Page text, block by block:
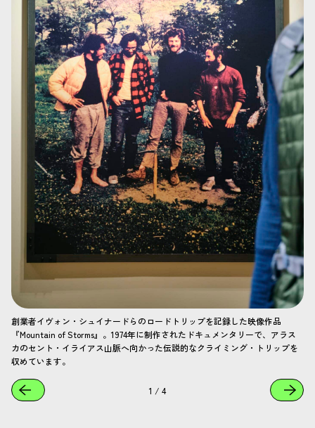
創業者イヴォン・シュイナードらのロードトリップを記録した映像作品
『Mountain of Storms』。1974年に制作されたドキュメンタリーで、アラス
カのセント・イライアス山脈へ向かった伝説的なクライミング・トリップを
収めています。
1 / 4